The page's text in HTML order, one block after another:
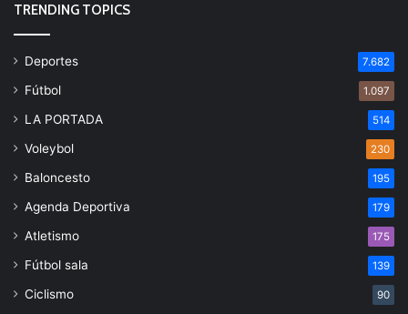
TRENDING TOPICS
Deportes 7.682
Fútbol 1.097
LA PORTADA 514
Voleybol 230
Baloncesto 195
Agenda Deportiva 179
Atletismo 175
Fútbol sala 139
Ciclismo 90